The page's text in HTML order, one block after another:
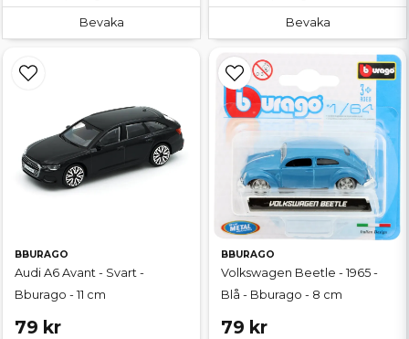
Bevaka Bevaka
BBURAGO
Audi A6 Avant - Svart -
Bburago - 11 cm
79 kr
BBURAGO
Volkswagen Beetle - 1965 -
Blå - Bburago - 8 cm
79 kr